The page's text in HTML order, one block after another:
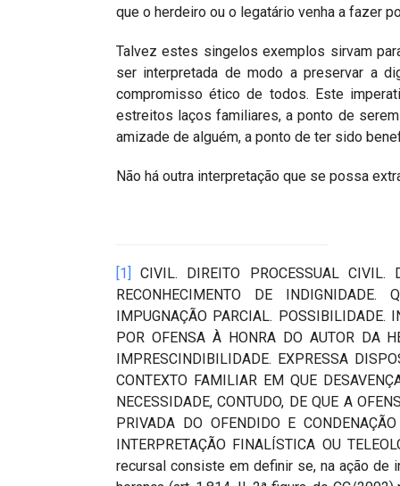
que o herdeiro ou o legatário venha a fazer
Talvez estes singelos exemplos sirvam
ser interpretada de modo a preservar a
compromisso ético de todos. Este
estreitos laços familiares, a ponto de
amizade de alguém, a ponto de ter sido
Não há outra interpretação que se possa
[1]
CIVIL. DIREITO PROCESSUAL CIVIL.
RECONHECIMENTO DE INDIGNIDADE.
IMPUGNAÇÃO PARCIAL. POSSIBILIDADE.
POR OFENSA À HONRA DO AUTOR DA
IMPRESCINDIBILIDADE. EXPRESSA
CONTEXTO FAMILIAR EM QUE
NECESSIDADE, CONTUDO, DE QUE A
PRIVADA DO OFENDIDO E
INTERPRETAÇÃO FINALÍSTICA OU
recursal consiste em definir se, na ação de